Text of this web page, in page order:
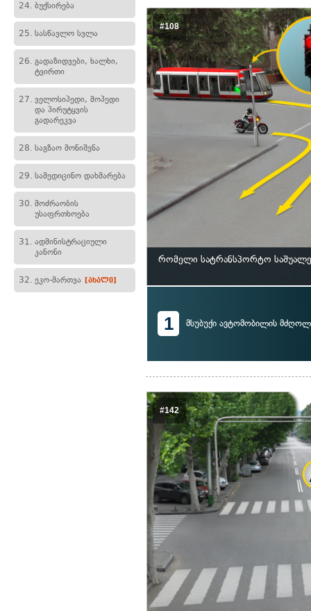
24. ბუქსირება
25. სასწავლო სვლა
26. გადაზიდვები, ხალხი,
ტვირთი
27. ველოსიპედი, მოპედი
და პირუტყვის
გადარეკვა
28. საგზაო მონიშვნა
29. სამედიცინო დახმარება
30. მოძრაობის
უსაფრთხოება
31. ადმინისტრაციული
კანონი
32. ეკო-მართვა [ახალი]
#108
რომელი სატრანსპორტო
1 მსუბუქი ავტომობილის
#142